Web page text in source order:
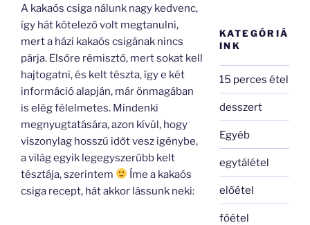
A kakaós csiga nálunk nagy kedvenc,
így hát kötelező volt megtanulni,
mert a házi kakaós csigának nincs
párja. Elsőre rémisztő, mert sokat kell
hajtogatni, és kelt tészta, így e két
információ alapján, már önmagában
is elég félelmetes. Mindenki
megnyugtatására, azon kívül, hogy
viszonylag hosszú időt vesz igénybe,
a világ egyik legegyszerűbb kelt
tésztája, szerintem
Íme a kakaós
csiga recept, hát akkor lássunk neki:
KATEGÓRIÁ
INK
15 perces étel
desszert
Egyéb
egytálétel
előétel
főétel